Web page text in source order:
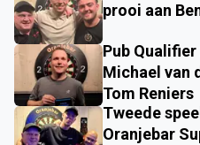
prooi aan
Pub
Michael van
Tom Reniers
Tweede
Oranjebar